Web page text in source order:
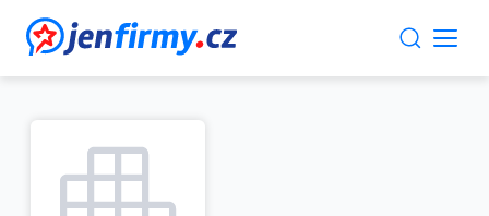
JenFirmy.cz